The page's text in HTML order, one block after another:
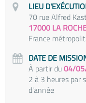
LIEU
70 rue Alfred
17000 LA
France
DATE DE
À partir du04/
2 à 3 heures par
d'année